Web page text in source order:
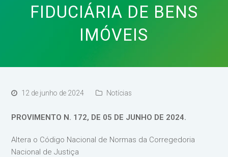
FIDUCIÁRIA DE BENS
IMÓVEIS
12 de junho de 2024 Notícias
PROVIMENTO N. 172, DE 05 DE JUNHO DE 2024.
Altera o Código Nacional de Normas da Corregedoria
Nacional de Justiça